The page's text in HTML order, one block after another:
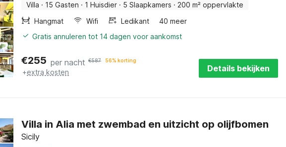
Villa · 15 Gasten · 1 Huisdier · 5 Slaapkamers · 200 m² oppervlakte
Hangmat
Wifi Ledikant
40 meer
Gratis annuleren tot 14 dagen voor aankomst
€255 per nacht €587 56% korting
+extra kosten Details bekijken
Villa in Alia met zwembad en uitzicht op olijfbomen
Sicily